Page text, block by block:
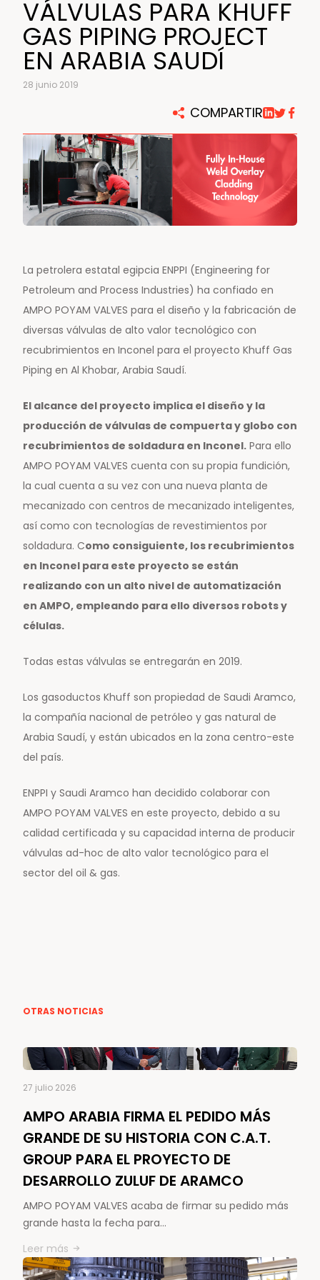
VÁLVULAS PARA KHUFF
GAS PIPING PROJECT
EN ARABIA SAUDÍ
28 junio 2019
COMPARTIR
La petrolera estatal egipcia ENPPI (Engineering for
Petroleum and Process Industries) ha confiado en
AMPO POYAM VALVES para el diseño y la fabricación de
diversas válvulas de alto valor tecnológico con
recubrimientos en Inconel para el proyecto Khuff Gas
Piping en Al Khobar, Arabia Saudí.
El alcance del proyecto implica el diseño y la
producción de válvulas de compuerta y globo con
recubrimientos de soldadura en Inconel. Para ello
AMPO POYAM VALVES cuenta con su propia fundición,
la cual cuenta a su vez con una nueva planta de
mecanizado con centros de mecanizado inteligentes,
así como con tecnologías de revestimientos por
soldadura. Como consiguiente, los recubrimientos
en Inconel para este proyecto se están
realizando con un alto nivel de automatización
en AMPO, empleando para ello diversos robots y
células.
Todas estas válvulas se entregarán en 2019.
Los gasoductos Khuff son propiedad de Saudi Aramco,
la compañía nacional de petróleo y gas natural de
Arabia Saudí, y están ubicados en la zona centro-este
del país.
ENPPI y Saudi Aramco han decidido colaborar con
AMPO POYAM VALVES en este proyecto, debido a su
calidad certificada y su capacidad interna de producir
válvulas ad-hoc de alto valor tecnológico para el
sector del oil & gas.
OTRAS NOTICIAS
27 julio 2026
AMPO ARABIA FIRMA EL PEDIDO MÁS
GRANDE DE SU HISTORIA CON C.A.T.
GROUP PARA EL PROYECTO DE
DESARROLLO ZULUF DE ARAMCO
AMPO POYAM VALVES acaba de firmar su pedido más
grande hasta la fecha para…
Leer más